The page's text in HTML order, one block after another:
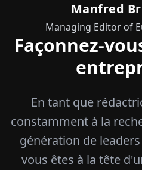
Manfred
Managing Editor of
Façonnez-
En tant que
constamment à la
génération de
vous êtes à la tête